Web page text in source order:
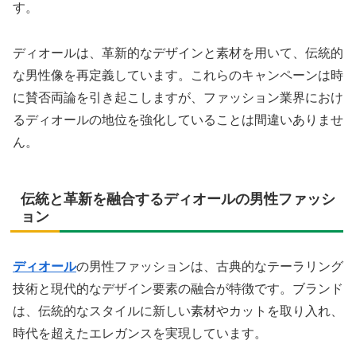
す。
ディオールは、革新的なデザインと素材を用いて、伝統的
な男性像を再定義しています。これらのキャンペーンは時
に賛否両論を引き起こしますが、ファッション業界におけ
るディオールの地位を強化していることは間違いありませ
ん。
伝統と革新を融合するディオールの男性ファッシ
ョン
ディオールの男性ファッションは、古典的なテーラリング
技術と現代的なデザイン要素の融合が特徴です。ブランド
は、伝統的なスタイルに新しい素材やカットを取り入れ、
時代を超えたエレガンスを実現しています。